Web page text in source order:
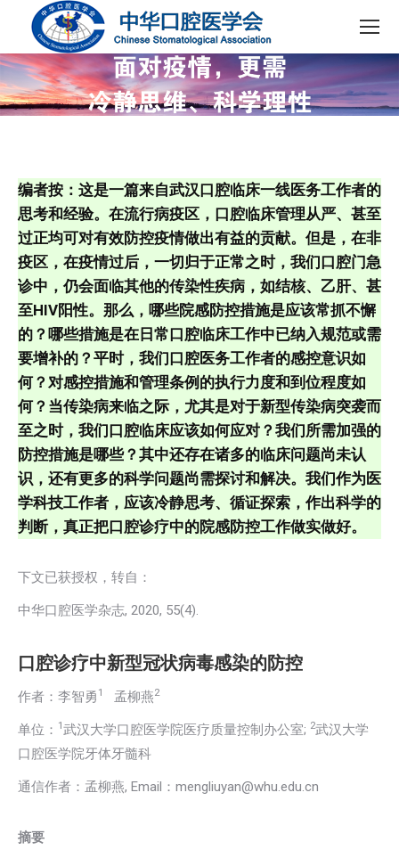
编者按：这是一篇来自武汉口腔临床一线医务工作者的
思考和经验。在流行病疫区，口腔临床管理从严、甚至
过正均可对有效防控疫情做出有益的贡献。但是，在非
疫区，在疫情过后，一切归于正常之时，我们口腔门急
诊中，仍会面临其他的传染性疾病，如结核、乙肝、甚
至HIV阳性。那么，哪些院感防控措施是应该常抓不懈
的？哪些措施是在日常口腔临床工作中已纳入规范或需
要增补的？平时，我们口腔医务工作者的感控意识如
何？对感控措施和管理条例的执行力度和到位程度如
何？当传染病来临之际，尤其是对于新型传染病突袭而
至之时，我们口腔临床应该如何应对？我们所需加强的
防控措施是哪些？其中还存在诸多的临床问题尚未认
识，还有更多的科学问题尚需探讨和解决。我们作为医
学科技工作者，应该冷静思考、循证探索，作出科学的
判断，真正把口腔诊疗中的院感防控工作做实做好。
下文已获授权，转自：
中华口腔医学杂志, 2020, 55(4).
口腔诊疗中新型冠状病毒感染的防控
作者：李智勇 1 孟柳燕2
单位： 1 武汉大学口腔医学院医疗质量控制办公室; 2武汉大学
口腔医学院牙体牙髓科
通信作者：孟柳燕, Email：mengliuyan@whu.edu.cn
摘要